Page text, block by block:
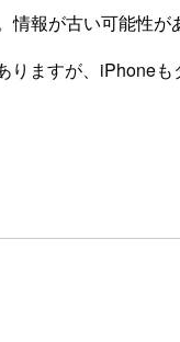
報が古い可能性が
ますが、iPhone